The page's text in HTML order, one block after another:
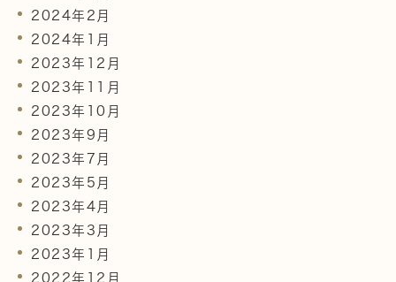
2024年2月
2024年1月
2023年12月
2023年11月
2023年10月
2023年9月
2023年7月
2023年5月
2023年4月
2023年3月
2023年1月
2022年12月